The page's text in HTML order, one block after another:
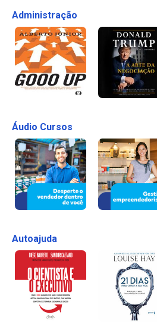
Administração
Áudio Cursos
Autoajuda